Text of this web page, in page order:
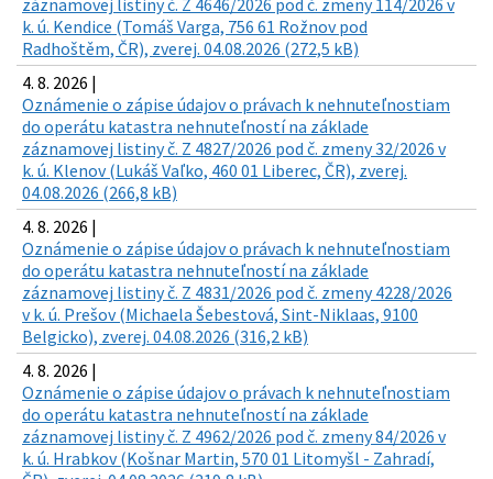
záznamovej listiny č. Z 4646/2026 pod č. zmeny 114/2026 v
k. ú. Kendice (Tomáš Varga, 756 61 Rožnov pod
Radhoštěm, ČR), zverej. 04.08.2026 (272,5 kB)
4. 8. 2026 |
Oznámenie o zápise údajov o právach k nehnuteľnostiam
do operátu katastra nehnuteľností na základe
záznamovej listiny č. Z 4827/2026 pod č. zmeny 32/2026 v
k. ú. Klenov (Lukáš Vaľko, 460 01 Liberec, ČR), zverej.
04.08.2026 (266,8 kB)
4. 8. 2026 |
Oznámenie o zápise údajov o právach k nehnuteľnostiam
do operátu katastra nehnuteľností na základe
záznamovej listiny č. Z 4831/2026 pod č. zmeny 4228/2026
v k. ú. Prešov (Michaela Šebestová, Sint-Niklaas, 9100
Belgicko), zverej. 04.08.2026 (316,2 kB)
4. 8. 2026 |
Oznámenie o zápise údajov o právach k nehnuteľnostiam
do operátu katastra nehnuteľností na základe
záznamovej listiny č. Z 4962/2026 pod č. zmeny 84/2026 v
k. ú. Hrabkov (Košnar Martin, 570 01 Litomyšl - Zahradí,